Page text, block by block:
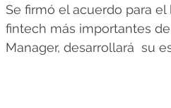
Se firmó el acuerdo para
fintech más importantes de
Manager, desarrollará  su